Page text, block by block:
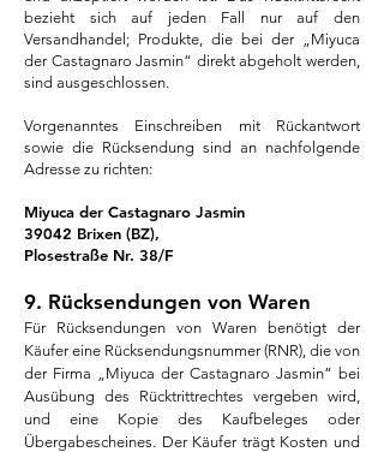
bezieht sich auf jeden Fall nur auf den
Versandhandel; Produkte, die bei der „Miyuca
der Castagnaro Jasmin“ direkt abgeholt werden,
sind ausgeschlossen.
Vorgenanntes Einschreiben mit Rückantwort
sowie die Rücksendung sind an nachfolgende
Adresse zu richten:
Miyuca der Castagnaro Jasmin
39042 Brixen (BZ),
Plosestraße Nr. 38/F
9. Rücksendungen von Waren
Für Rücksendungen von Waren benötigt der
Käufer eine Rücksendungsnummer (RNR), die von
der Firma „Miyuca der Castagnaro Jasmin“ bei
Ausübung des Rücktrittrechtes vergeben wird,
und eine Kopie des Kaufbeleges oder
Übergabescheines. Der Käufer trägt Kosten und